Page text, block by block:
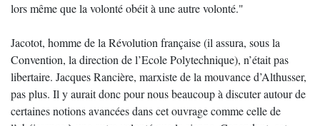
lors même que la volonté obéit à une autre volonté."
Jacotot, homme de la Révolution française (il assura, sous la
Convention, la direction de l’Ecole Polytechnique), n’était pas
libertaire. Jacques Rancière, marxiste de la mouvance d’Althusser,
pas plus. Il y aurait donc pour nous beaucoup à discuter autour de
certaines notions avancées dans cet ouvrage comme celle de